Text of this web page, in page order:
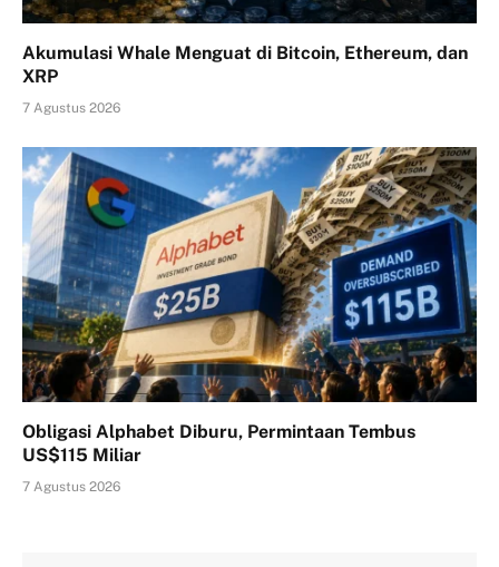
Akumulasi Whale Menguat di Bitcoin, Ethereum, dan
XRP
7 Agustus 2026
Obligasi Alphabet Diburu, Permintaan Tembus
US$115 Miliar
7 Agustus 2026